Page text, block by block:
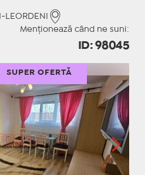
Menționează când ne suni:
ID: 98045
SUPER OFERTĂ